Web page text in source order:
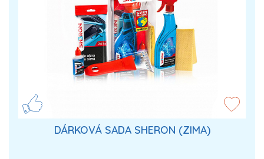
DÁRKOVÁ SADA SHERON (ZIMA)